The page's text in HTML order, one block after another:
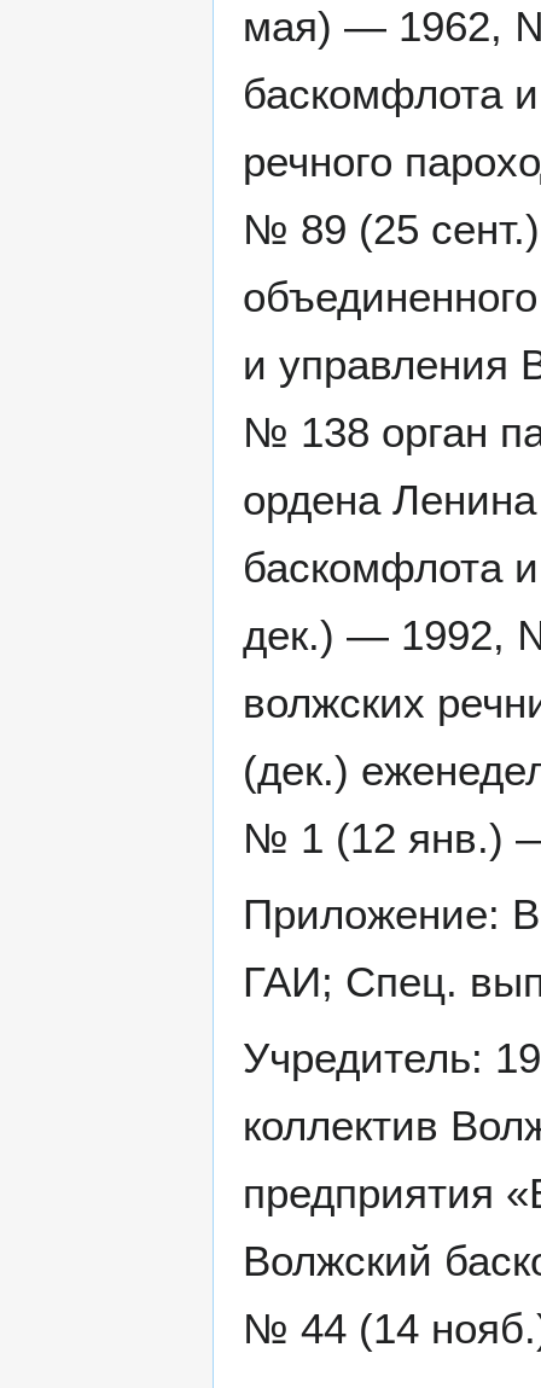
мая) — 1962, №
баскомфлота
речного
№ 89 (25 сент.)
и
№ 138 орган
ордена
баскомфлота
дек.) — 1992,
волжских
(дек.)
№ 1 (12 янв.)
Приложение:
ГАИ; Спец.
Учредитель:
коллектив
предприятия
Волжский
№ 44 (14